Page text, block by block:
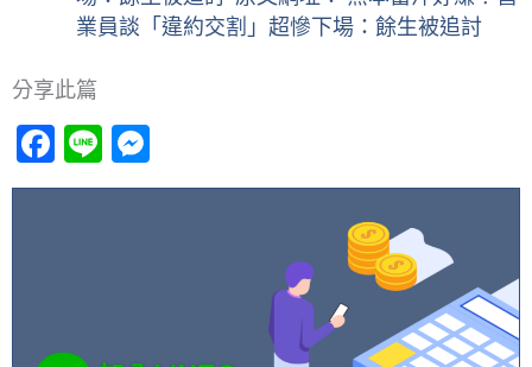
業員談「違約交割」超慘下場：餘生被追討
分享此篇
Facebook
Line